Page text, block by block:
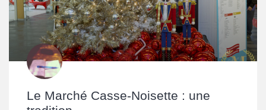
Le Marché Casse-Noisette : une